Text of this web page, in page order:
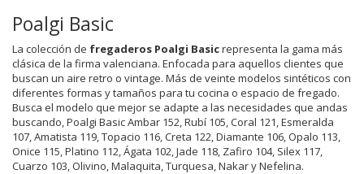
Poalgi Basic
La colección de fregaderos Poalgi Basicrepresenta la gama más
clásica de la firma valenciana. Enfocada para aquellos clientes que
buscan un aire retro o vintage. Más de veinte modelos sintéticos con
diferentes formas y tamaños para tu cocina o espacio de fregado.
Busca el modelo que mejor se adapte a las necesidades que andas
buscando, Poalgi Basic Ambar 152, Rubí 105, Coral 121, Esmeralda
107, Amatista 119, Topacio 116, Creta 122, Diamante 106, Opalo 113,
Onice 115, Platino 112, Ágata 102, Jade 118, Zafiro 104, Silex 117,
Cuarzo 103, Olivino, Malaquita, Turquesa, Nakar y Nefelina.